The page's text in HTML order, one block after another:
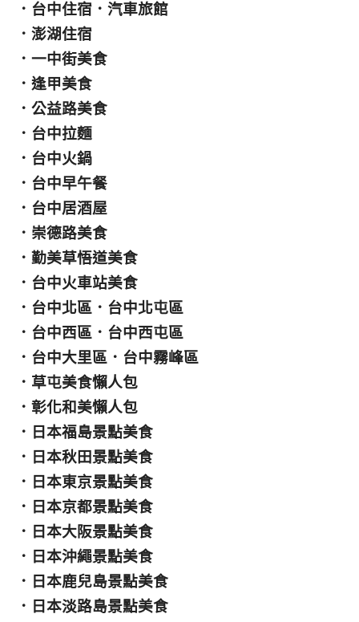
． 台中住宿 ． 汽車旅館
． 澎湖住宿
． 一中街美食
． 逢甲美食
． 公益路美食
． 台中拉麵
． 台中火鍋
． 台中早午餐
． 台中居酒屋
． 崇德路美食
． 勤美草悟道美食
． 台中火車站美食
． 台中北區 ． 台中北屯區
． 台中西區 ． 台中西屯區
． 台中大里區 ． 台中霧峰區
． 草屯美食懶人包
． 彰化和美懶人包
． 日本福島景點美食
． 日本秋田景點美食
． 日本東京景點美食
． 日本京都景點美食
． 日本大阪景點美食
． 日本沖繩景點美食
． 日本鹿兒島景點美食
． 日本淡路島景點美食